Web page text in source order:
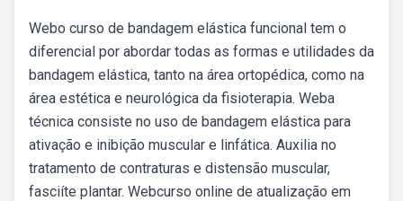
Webo curso de bandagem elástica funcional tem o
diferencial por abordar todas as formas e utilidades da
bandagem elástica, tanto na área ortopédica, como na
área estética e neurológica da fisioterapia. Weba
técnica consiste no uso de bandagem elástica para
ativação e inibição muscular e linfática. Auxilia no
tratamento de contraturas e distensão muscular,
fasciíte plantar. Webcurso online de atualização em